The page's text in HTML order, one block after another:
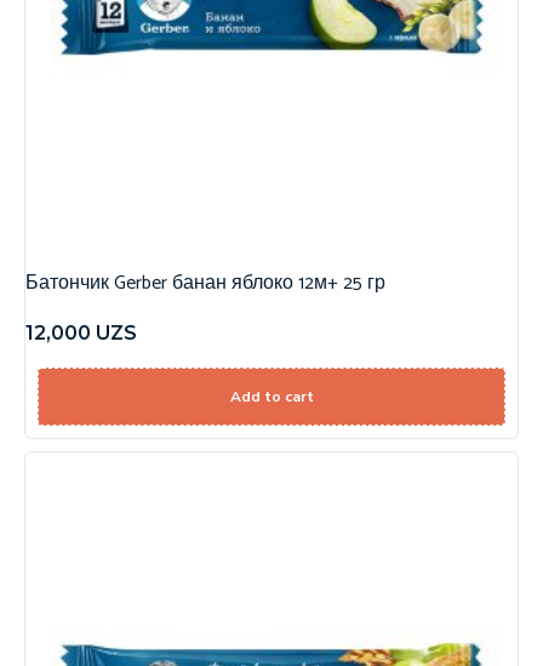
Батончик Gerber банан яблоко 12м+ 25 гр
12,000 UZS
Add to cart